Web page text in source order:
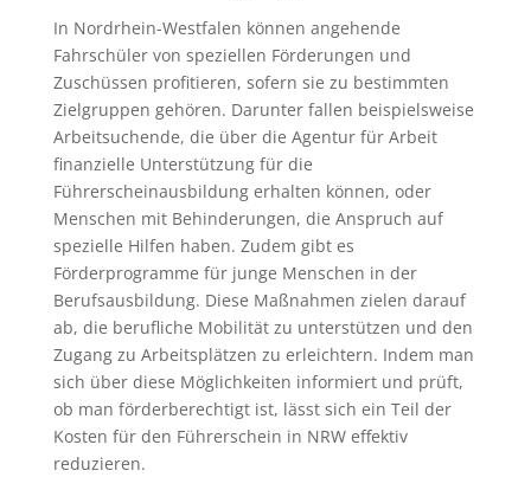
In Nordrhein-Westfalen können angehende
Fahrschüler von speziellen Förderungen und
Zuschüssen profitieren, sofern sie zu bestimmten
Zielgruppen gehören. Darunter fallen beispielsweise
Arbeitsuchende, die über die Agentur für Arbeit
finanzielle Unterstützung für die
Führerscheinausbildung erhalten können, oder
Menschen mit Behinderungen, die Anspruch auf
spezielle Hilfen haben. Zudem gibt es
Förderprogramme für junge Menschen in der
Berufsausbildung. Diese Maßnahmen zielen darauf
ab, die berufliche Mobilität zu unterstützen und den
Zugang zu Arbeitsplätzen zu erleichtern. Indem man
sich über diese Möglichkeiten informiert und prüft,
ob man förderberechtigt ist, lässt sich ein Teil der
Kosten für den Führerschein in NRW effektiv
reduzieren.